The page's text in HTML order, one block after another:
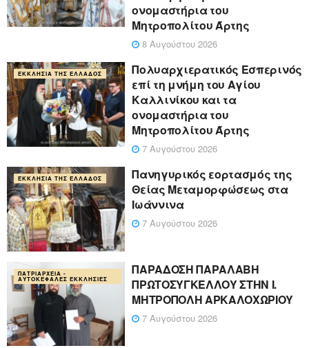
ονομαστήρια του
Μητροπολίτου Άρτης
8 Αυγούστου 2026
ΕΚΚΛΗΣΊΑ ΤΗΣ ΕΛΛΆΔΟΣ
Πολυαρχιερατικός Εσπερινός
επί τη μνήμη του Αγίου
Καλλινίκου και τα
ονομαστήρια του
Μητροπολίτου Άρτης
7 Αυγούστου 2026
ΕΚΚΛΗΣΊΑ ΤΗΣ ΕΛΛΆΔΟΣ
Πανηγυρικός εορτασμός της
Θείας Μεταμορφώσεως στα
Ιωάννινα
7 Αυγούστου 2026
ΠΑΤΡΙΑΡΧΕΊΑ -
ΑΥΤΟΚΈΦΑΛΕΣ ΕΚΚΛΗΣΊΕΣ
ΠΑΡΑΔΟΣΗ ΠΑΡΑΛΑΒΗ
ΠΡΩΤΟΣΥΓΚΕΛΛΟΥ ΣΤΗΝ Ι.
ΜΗΤΡΟΠΟΛΗ ΑΡΚΑΛΟΧΩΡΙΟΥ
7 Αυγούστου 2026